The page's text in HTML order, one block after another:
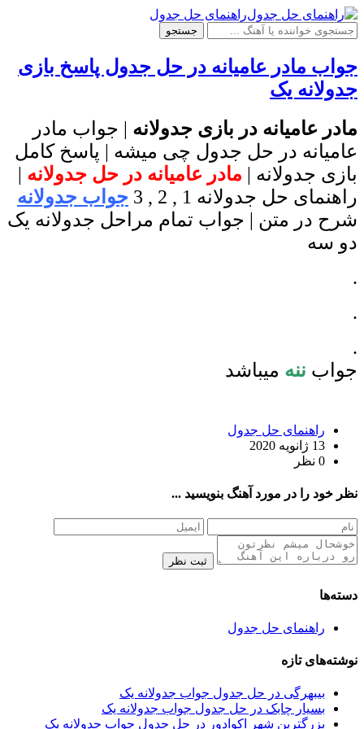
راهنمای حل جدول
جستجو
جواب مادر عامیانه در حل جدول پاسخ بازی
جدولانه یک
مادر عامیانه در بازی جدولانه | جواب مادر
عامیانه در حل جدول چی میشه | پاسخ کامل
بازی جدولانه | مادر عامیانه در حل جدولانه |
راهنمای حل جدولانه 1 , 2 , 3
جواب جدولانه
شرح در متن | جواب تمام مراحل جدولانه یک
دو سه
.
.
.
جواب ننه میباشد
راهنمای حل جدول
13 ژانویه 2020
0 نظر
نظر خود را در مورد آهنگ بنویسید ...
ثبت نظر
دسته‌ها
راهنمای حل جدول
نوشته‌های تازه
بیبهرگی در حل جدول جواب جدولانه یک
بسیار چابک در حل جدول جواب جدولانه یک
بزرگترین شهر اکوادور در حل جدول جواب جدولانه یک